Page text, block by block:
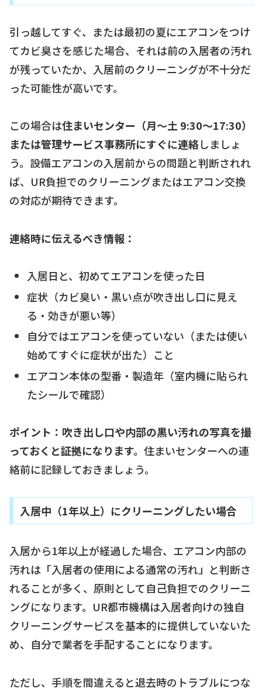
引っ越してすぐ、または最初の夏にエアコンをつけ
てカビ臭さを感じた場合、それは前の入居者の汚れ
が残っていたか、入居前のクリーニングが不十分だ
った可能性が高いです。
この場合は住まいセンター（月〜土 9:30〜17:30）
または管理サービス事務所にすぐに連絡しましょ
う。設備エアコンの入居前からの問題と判断されれ
ば、UR負担でのクリーニングまたはエアコン交換
の対応が期待できます。
連絡時に伝えるべき情報：
入居日と、初めてエアコンを使った日
症状（カビ臭い・黒い点が吹き出し口に見え
る・効きが悪い等）
自分ではエアコンを使っていない（または使い
始めてすぐに症状が出た）こと
エアコン本体の型番・製造年（室内機に貼られ
たシールで確認）
ポイント：吹き出し口や内部の黒い汚れの写真を撮
っておくと証拠になります。 住まいセンターへの連
絡前に記録しておきましょう。
入居中（1年以上）にクリーニングしたい場合
入居から1年以上が経過した場合、エアコン内部の
汚れは「入居者の使用による通常の汚れ」と判断さ
れることが多く、原則として自己負担でのクリーニ
ングになります。UR都市機構は入居者向けの独自
クリーニングサービスを基本的に提供していないた
め、自分で業者を手配することになります。
ただし、手順を間違えると退去時のトラブルにつな